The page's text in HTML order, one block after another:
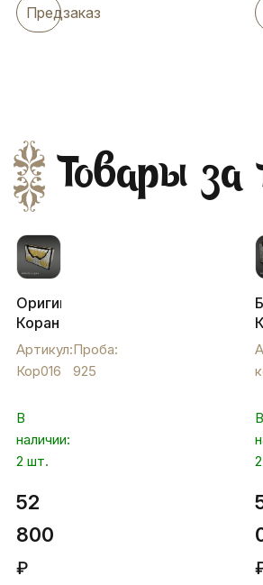
Предзаказ
Товары за
Оригинальный
Коран
с
серебряной
отделкой
позолотой,
Кор016
Артикул:
Кор016
Проба:
925
В
наличии:
2 шт.
52
800
₽
с
В